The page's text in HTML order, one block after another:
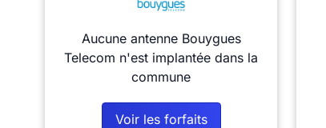
Aucune antenne Bouygues
Telecom n'est implantée dans la
commune
Voir les forfaits